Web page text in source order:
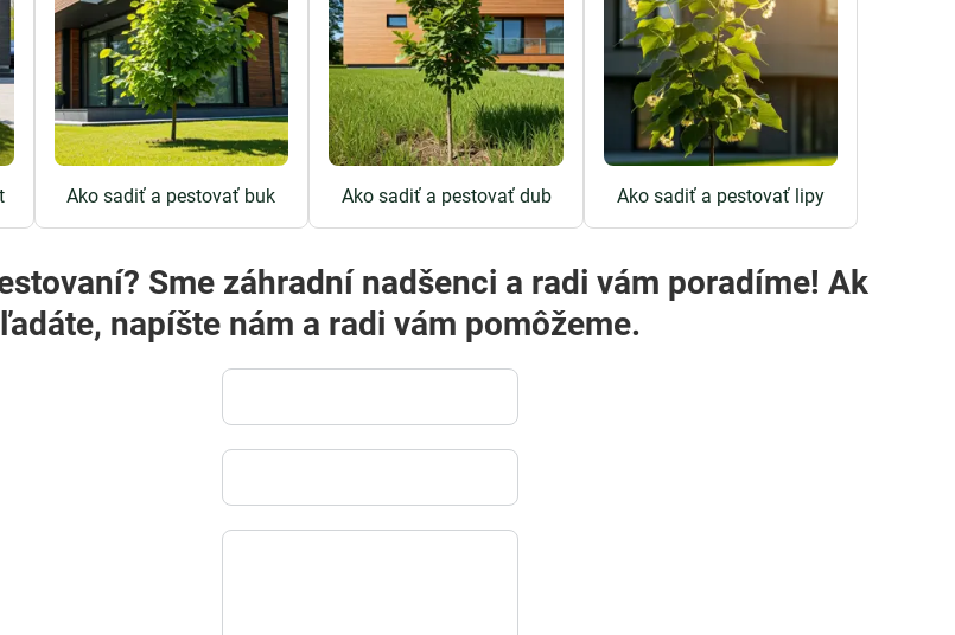
Ako sadiť a pestovať buk Ako sadiť a pestovať dub Ako sadiť a pestovať lipy
a radi vám poradíme! Ak
napíšte nám a radi vám pomôžeme.